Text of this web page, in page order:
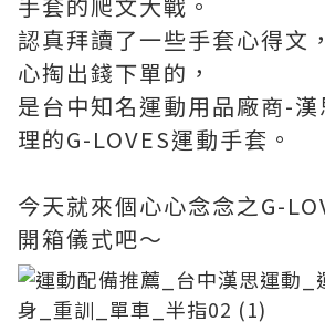
認真拜讀了一些手套心得文
心掏出錢下單的，
是台中知名運動用品廠商-
理的G-LOVES運動手套。
今天就來個心心念念之G-
開箱儀式吧～